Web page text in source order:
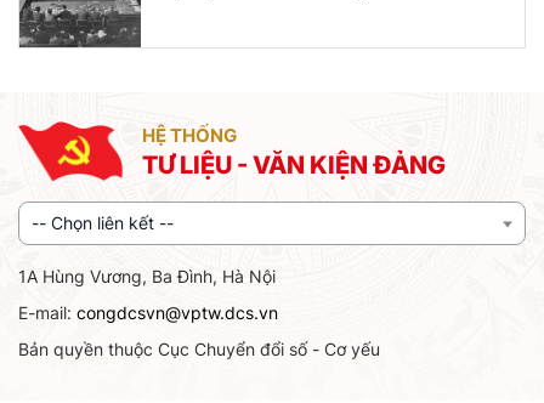
HỆ THỐNG
TƯ LIỆU - VĂN KIỆN ĐẢNG
-- Chọn liên kết --
1A Hùng Vương, Ba Đình, Hà Nội
E-mail: congdcsvn@vptw.dcs.vn
Bản quyền thuộc Cục Chuyển đổi số - Cơ yếu